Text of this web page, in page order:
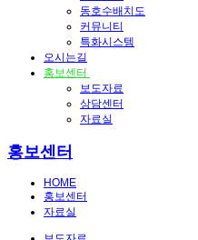
동호수배치도
커뮤니티
특화시스템
오시는길
홍보센터
보도자료
상담센터
자료실
홍보센터
HOME
홍보센터
자료실